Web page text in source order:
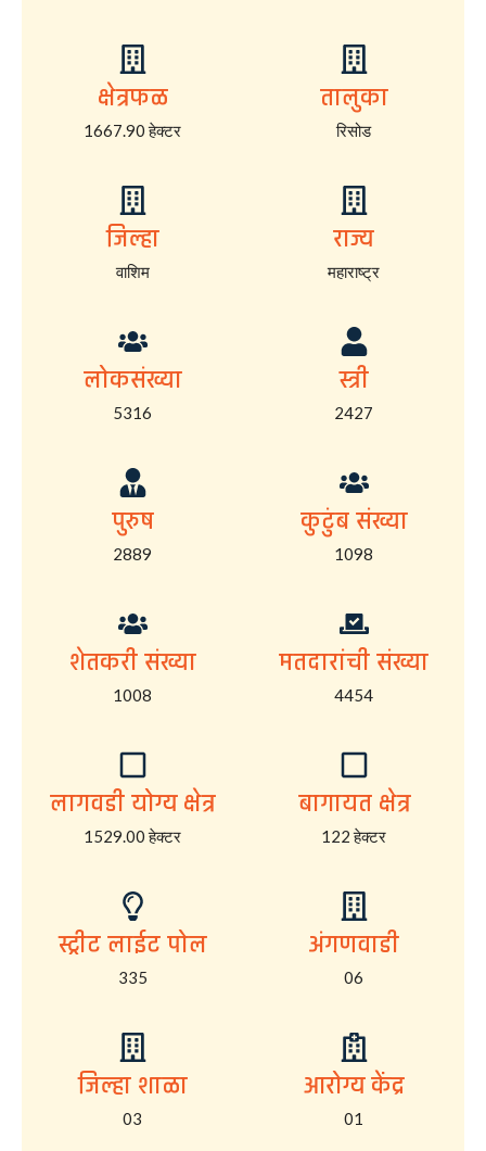
क्षेत्रफळ
1667.90 हेक्टर
तालुका
रिसोड
जिल्हा
वाशिम
राज्य
महाराष्ट्र
लोकसंख्या
5316
स्त्री
2427
पुरुष
2889
कुटुंब संख्या
1098
शेतकरी संख्या
1008
मतदारांची संख्या
4454
लागवडी योग्य क्षेत्र
1529.00 हेक्टर
बागायत क्षेत्र
122 हेक्टर
स्ट्रीट लाईट पोल
335
अंगणवाडी
06
जिल्हा शाळा
03
आरोग्य केंद्र
01